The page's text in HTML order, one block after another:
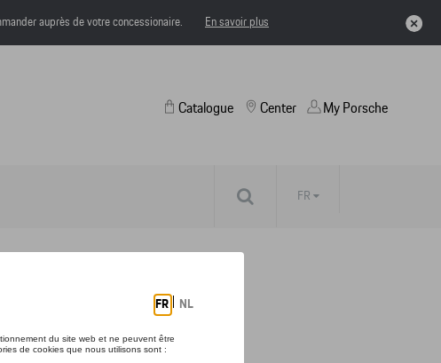
auprès de votre concessionaire. En savoir plus
Catalogue Center My Porsche
FR